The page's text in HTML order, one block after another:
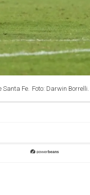
Santa Fe. Foto: Darwin Borrelli.